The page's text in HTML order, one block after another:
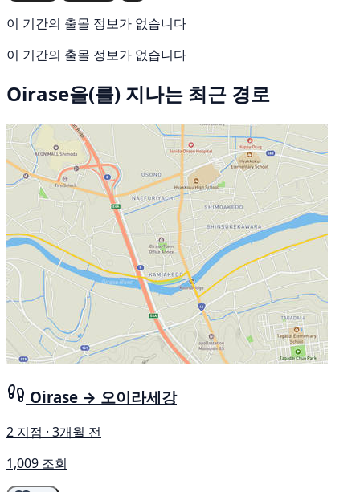
이 기간의 출몰 정보가 없습니다
이 기간의 출몰 정보가 없습니다
Oirase을(를) 지나는 최근 경로
Oirase → 오이라세강
2 지점 · 3개월 전
1,009 조회